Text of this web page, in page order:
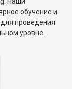
обучение и
проведения
уровне.